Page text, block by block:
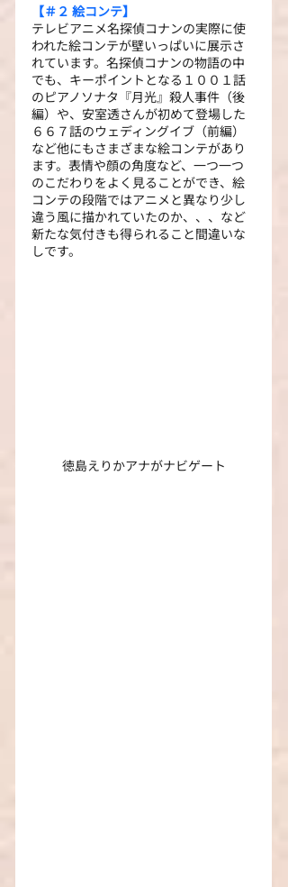
【＃２ 絵コンテ】
テレビアニメ名探偵コナンの実際に使
われた絵コンテが壁いっぱいに展示さ
れています。名探偵コナンの物語の中
でも、キーポイントとなる１００１話
のピアノソナタ『月光』殺人事件（後
編）や、安室透さんが初めて登場した
６６７話のウェディングイブ（前編）
など他にもさまざまな絵コンテがあり
ます。表情や顔の角度など、一つ一つ
のこだわりをよく見ることができ、絵
コンテの段階ではアニメと異なり少し
違う風に描かれていたのか、、、など
新たな気付きも得られること間違いな
しです。
徳島えりかアナがナビゲート